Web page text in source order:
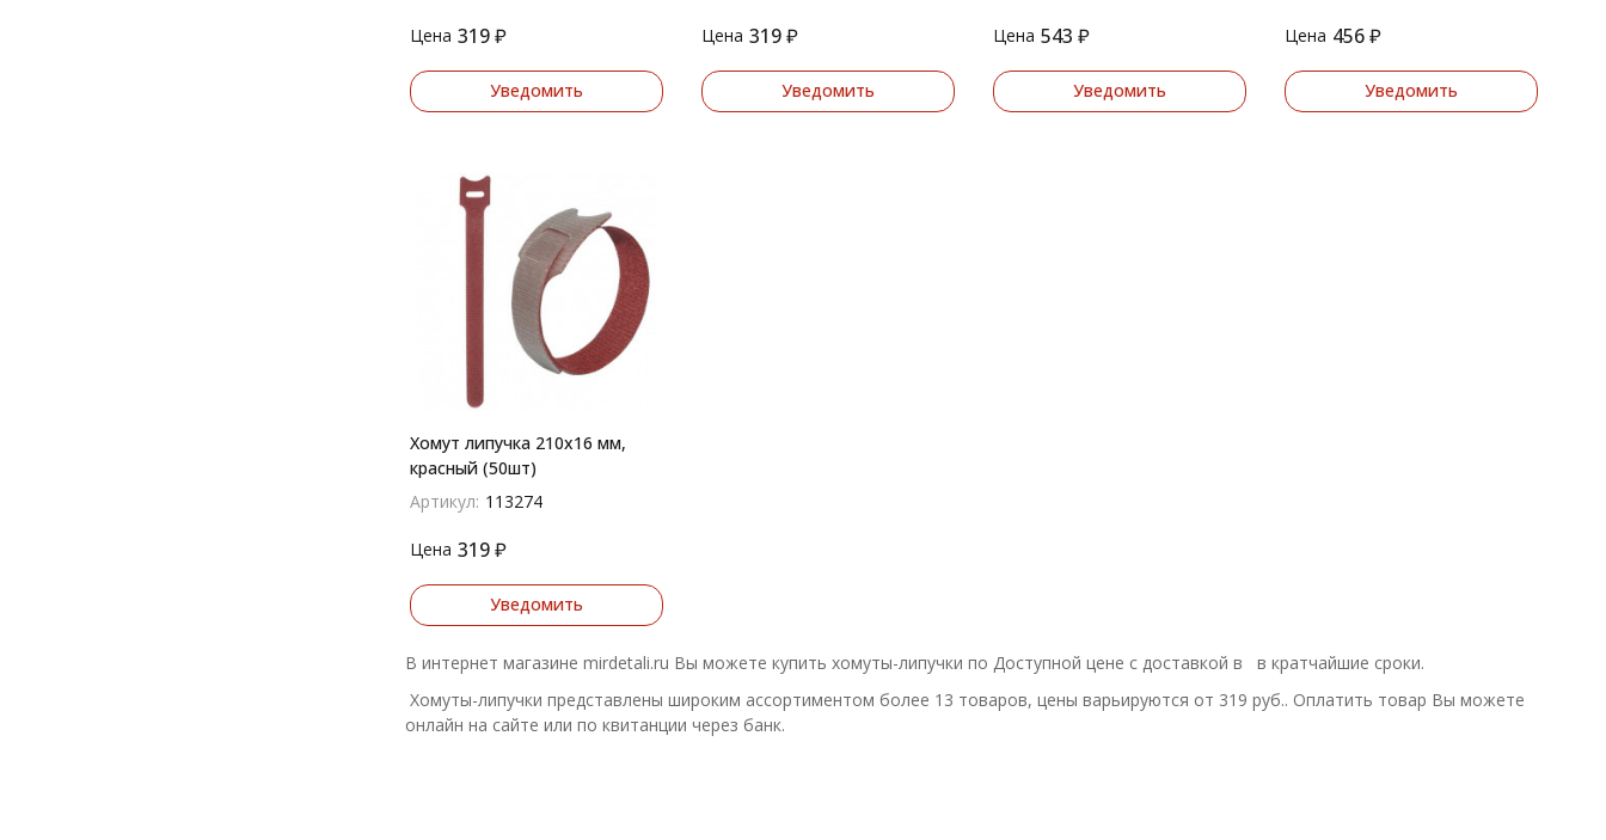
Цена 319 ₽
Уведомить
Цена 319 ₽
Уведомить
Цена 543 ₽
Уведомить
Цена 456 ₽
Уведомить
Хомут липучка 210х16 мм,
красный (50шт)
Артикул: 113274
Цена 319 ₽
Уведомить
В интернет магазине mirdetali.ru Вы можете купить хомуты-липучки по Доступной цене с доставкой в в кратчайшие сроки.
Хомуты-липучки представлены широким ассортиментом более 13 товаров, цены варьируются от 319 руб.. Оплатить товар Вы можете
онлайн на сайте или по квитанции через банк.